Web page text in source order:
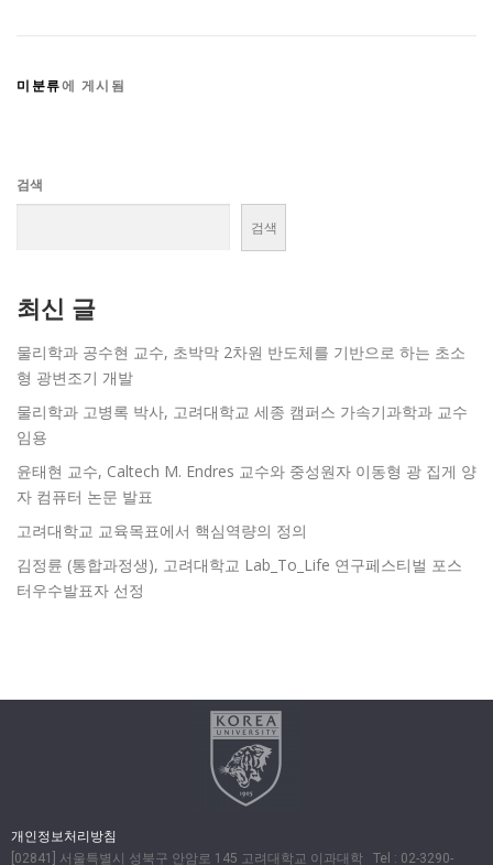
미분류에 게시됨
검색
검색
최신 글
물리학과 공수현 교수, 초박막 2차원 반도체를 기반으로 하는 초소
형 광변조기 개발
물리학과 고병록 박사, 고려대학교 세종 캠퍼스 가속기과학과 교수
임용
윤태현 교수, Caltech M. Endres 교수와 중성원자 이동형 광 집게 양
자 컴퓨터 논문 발표
고려대학교 교육목표에서 핵심역량의 정의
김정륜 (통합과정생), 고려대학교 Lab_To_Life 연구페스티벌 포스
터우수발표자 선정
개인정보처리방침
[02841] 서울특별시 성북구 안암로 145 고려대학교 이과대학 Tel : 02-3290-